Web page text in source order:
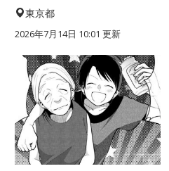
東京都
2026年7月14日 10:01 更新